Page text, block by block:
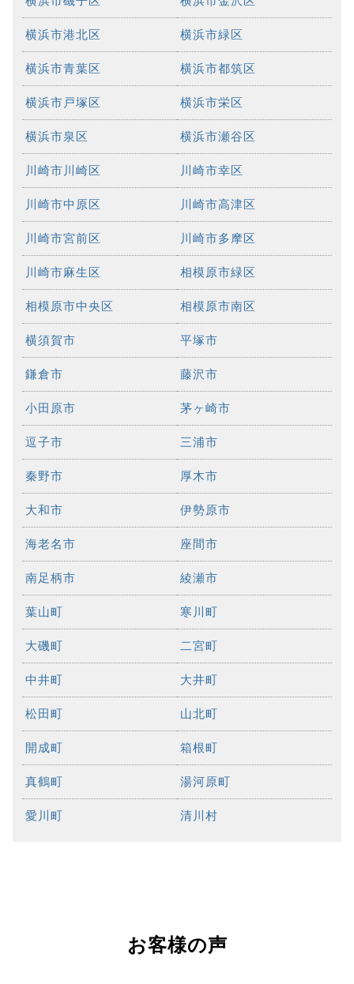
横浜市港北区 横浜市緑区
横浜市青葉区 横浜市都筑区
横浜市戸塚区 横浜市栄区
横浜市泉区 横浜市瀬谷区
川崎市川崎区 川崎市幸区
川崎市中原区 川崎市高津区
川崎市宮前区 川崎市多摩区
川崎市麻生区 相模原市緑区
相模原市中央区 相模原市南区
横須賀市 平塚市
鎌倉市 藤沢市
小田原市 茅ヶ崎市
逗子市 三浦市
秦野市 厚木市
大和市 伊勢原市
海老名市 座間市
南足柄市 綾瀬市
葉山町 寒川町
大磯町 二宮町
中井町 大井町
松田町 山北町
開成町 箱根町
真鶴町 湯河原町
愛川町 清川村
お客様の声